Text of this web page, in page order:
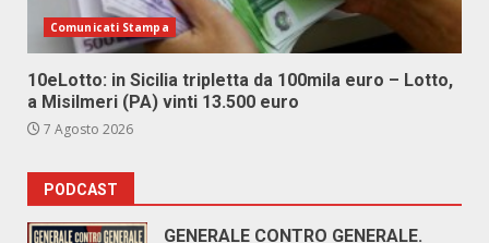
Comunicati Stampa
10eLotto: in Sicilia tripletta da 100mila euro – Lotto,
a Misilmeri (PA) vinti 13.500 euro
7 Agosto 2026
PODCAST
GENERALE CONTRO GENERALE.